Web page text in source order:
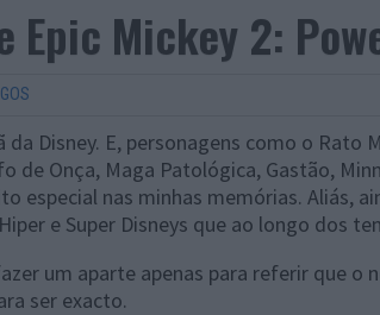
Epic Mickey 2:
da Disney. E, personagens como o Rato
de Onça, Maga Patológica, Gastão,
especial nas minhas memórias. Aliás,
e Super Disneys que ao longo dos
um aparte apenas para referir que o
ser exacto.